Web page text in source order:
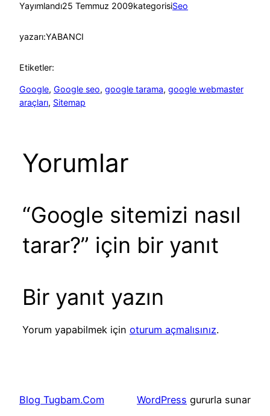
Yayımlandı25 Temmuz 2009kategorisiSeo
yazarı:YABANCI
Etiketler:
Google, Google seo, google tarama, google webmaster
araçları, Sitemap
Yorumlar
“Google sitemizi nasıl
tarar?” için bir yanıt
Bir yanıt yazın
Yorum yapabilmek için oturum açmalısınız.
Blog Tugbam.Com WordPress gururla sunar